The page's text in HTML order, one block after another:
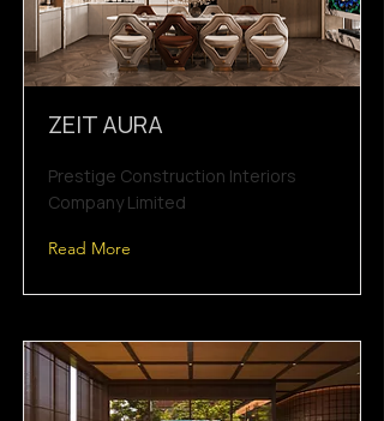
ZEIT AURA
Prestige Construction Interiors
Company Limited
Read More